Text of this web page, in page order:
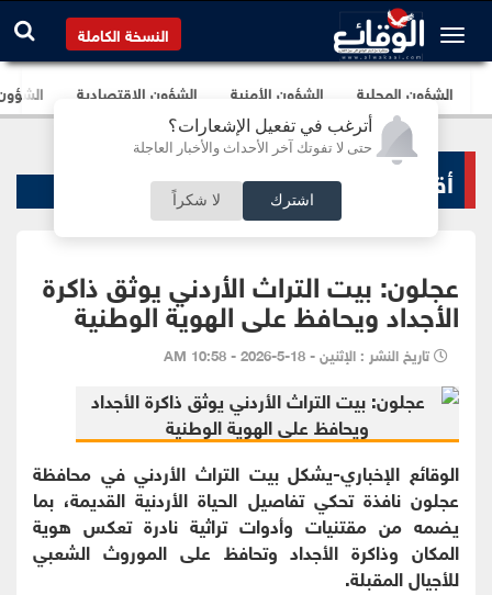
أترغب في تفعيل الإشعارات؟
حتى لا تفوتك آخر الأحداث والأخبار العاجلة
اشترك لا شكراً
النسخة الكاملة
الشؤون المحلية الشؤون الأمنية الشؤون الإقتصادية
أقاليم و محافظات
عجلون: بيت التراث الأردني يوثق ذاكرة
الأجداد ويحافظ على الهوية الوطنية
تاريخ النشر : الإثنين - 18-5-2026 - 10:58 AM
الوقائع الإخباري-يشكل بيت التراث الأردني في محافظة
عجلون نافذة تحكي تفاصيل الحياة الأردنية القديمة، بما
يضمه من مقتنيات وأدوات تراثية نادرة تعكس هوية
المكان وذاكرة الأجداد وتحافظ على الموروث الشعبي
للأجيال المقبلة.